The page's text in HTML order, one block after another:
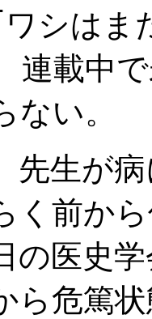
シはま
連載中
ない。
先生が病
く前か
の医史
ら危篤